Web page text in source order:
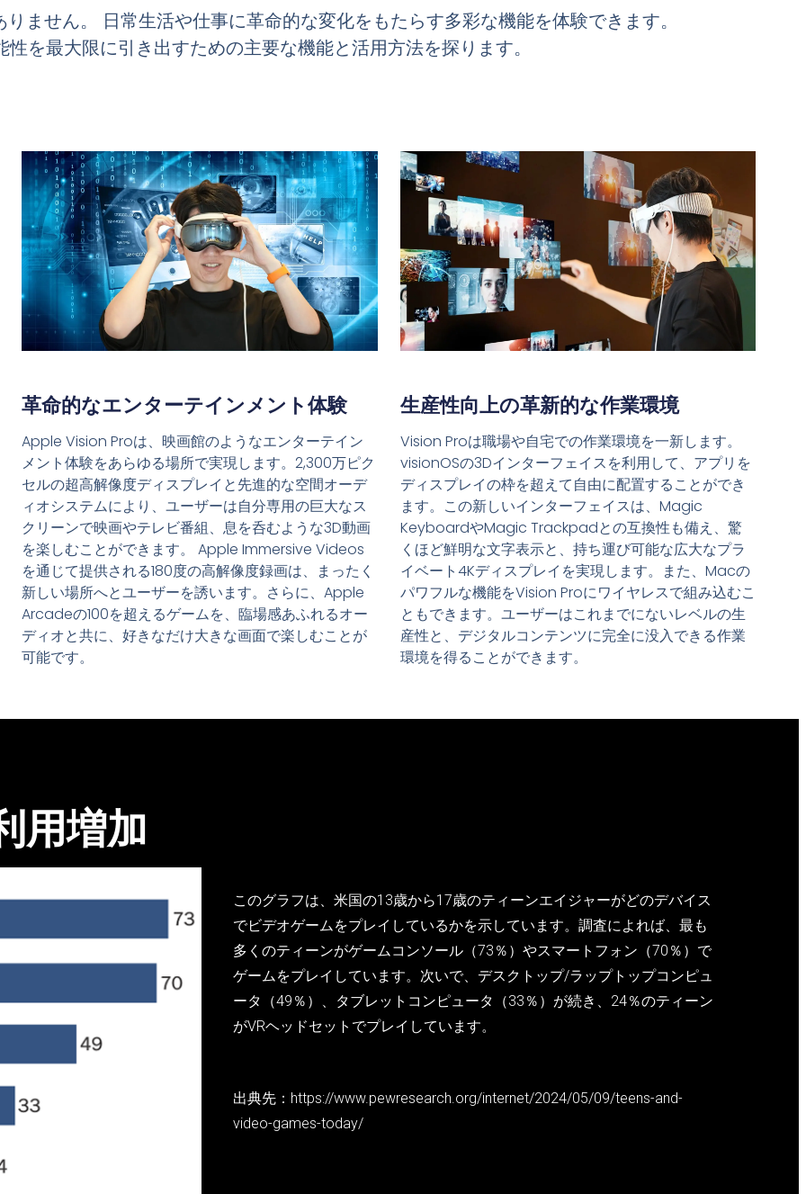
ません。 日常生活や仕事に革命的な変化をもたらす多彩な機能を体験できます。
を最大限に引き出すための主要な機能と活用方法を探ります。
革命的なエンターテインメント体験
Apple Vision Proは、映画館のようなエンターテイン
メント体験をあらゆる場所で実現します。2,300万ピク
セルの超高解像度ディスプレイと先進的な空間オーデ
ィオシステムにより、ユーザーは自分専用の巨大なス
クリーンで映画やテレビ番組、息を呑むような3D動画
を楽しむことができます。 Apple Immersive Videos
を通じて提供される180度の高解像度録画は、まったく
新しい場所へとユーザーを誘います。さらに、Apple
Arcadeの100を超えるゲームを、臨場感あふれるオー
ディオと共に、好きなだけ大きな画面で楽しむことが
可能です。
生産性向上の革新的な作業環境
Vision Proは職場や自宅での作業環境を一新します。
visionOSの3Dインターフェイスを利用して、アプリを
ディスプレイの枠を超えて自由に配置することができ
ます。この新しいインターフェイスは、Magic
KeyboardやMagic Trackpadとの互換性も備え、驚
くほど鮮明な文字表示と、持ち運び可能な広大なプラ
イベート4Kディスプレイを実現します。また、Macの
パワフルな機能をVision Proにワイヤレスで組み込むこ
ともできます。ユーザーはこれまでにないレベルの生
産性と、デジタルコンテンツに完全に没入できる作業
環境を得ることができます。
用増加
このグラフは、米国の13歳から17歳のティーンエイジャーがどのデバイス
でビデオゲームをプレイしているかを示しています。調査によれば、最も
多くのティーンがゲームコンソール（73％）やスマートフォン（70％）で
ゲームをプレイしています。次いで、デスクトップ/ラップトップコンピュ
ータ（49％）、タブレットコンピュータ（33％）が続き、24％のティーン
がVRヘッドセットでプレイしています。
出典先：https://www.pewresearch.org/internet/2024/05/09/teens-and-
video-games-today/